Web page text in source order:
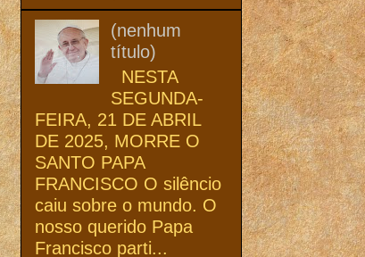
(nenhum
título)
NESTA
SEGUNDA-
FEIRA, 21 DE ABRIL
DE 2025, MORRE O
SANTO PAPA
FRANCISCO O silêncio
caiu sobre o mundo. O
nosso querido Papa
Francisco parti...